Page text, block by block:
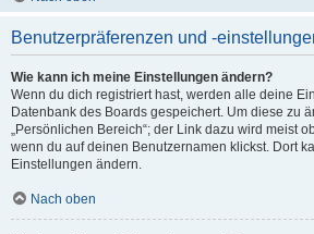
Benutzerpräferenzen und -
Wie kann ich meine Einstellungen ändern?
Wenn du dich registriert hast, werden alle deine
Datenbank des Boards gespeichert. Um diese zu
„Persönlichen Bereich“; der Link dazu wird meist
wenn du auf deinen Benutzernamen klickst. Dort
Einstellungen ändern.
Nach oben